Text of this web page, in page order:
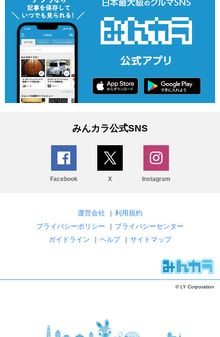
みんカラ公式SNS
Facebook X Instagram
運営会社 | 利用規約
プライバシーポリシー
| プライバシーセンター
ガイドライン
| ヘルプ | サイトマップ
© LY Corporation